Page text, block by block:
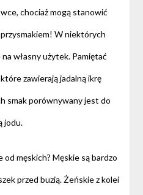
chociaż mogą stanowić
W niektórych
własny użytek. Pamiętać
zawierają jadalną ikrę
smak porównywany jest do
jodu.
od męskich? Męskie są bardzo
przed buzią. Żeńskie z kolei